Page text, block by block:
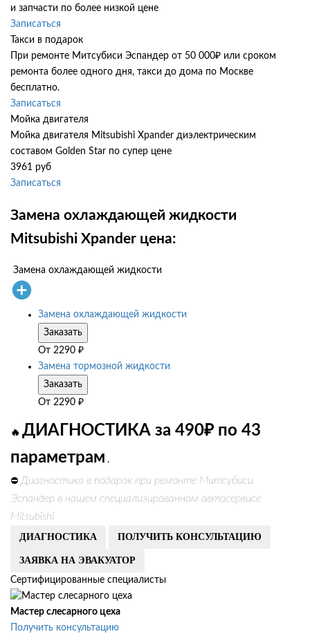
и запчасти по более низкой цене
Записаться
Такси в подарок
При ремонте Митсубиси Эспандер от 50 000₽ или сроком
ремонта более одного дня, такси до дома по Москве
бесплатно.
Записаться
Мойка двигателя
Мойка двигателя Mitsubishi Xpander диэлектрическим
составом Golden Star по супер цене
3961 руб
Записаться
Замена охлаждающей жидкости
Mitsubishi Xpander цена:
Замена охлаждающей жидкости
Замена охлаждающей жидкости
Заказать
От 2290 ₽
Замена тормозной жидкости
Заказать
От 2290 ₽
🔥 ДИАГНОСТИКА за 490₽ по 43
параметрам .
⛔ Диагностика в подарок при ремонте Митсубиси
Эспандер в нашем специализированном автосервисе
Mitsubishi
ДИАГНОСТИКА ПОЛУЧИТЬ КОНСУЛЬТАЦИЮ
ЗАЯВКА НА ЭВАКУАТОР
Сертифицированные специалисты
Мастер слесарного цеха
Получить консультацию